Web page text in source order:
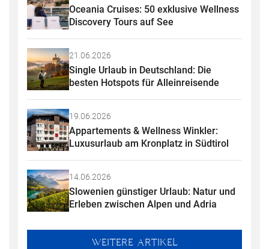
Oceania Cruises: 50 exklusive Wellness
Discovery Tours auf See
21.06.2026
Single Urlaub in Deutschland: Die
besten Hotspots für Alleinreisende
19.06.2026
Appartements & Wellness Winkler:
Luxusurlaub am Kronplatz in Südtirol
14.06.2026
Slowenien günstiger Urlaub: Natur und
Erleben zwischen Alpen und Adria
WEITERE ARTIKEL